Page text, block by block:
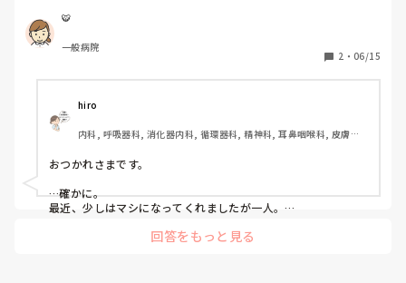
けど、患者・家族に暴言吐かれ患者に殴られ蹴られ抓られ噛
まれても看護師だから仕方ないって済まされる事に最近モヤ
モヤする。こっちだって人間。
って残るんだよ。
なのに、そういう仕事だから仕方ないねって...なんかなぁ。
🐯
一般病院
2 ・ 06/15
hiro
内科, 呼吸器科, 消化器内科, 循環器科, 精神科, 耳鼻咽喉科, 皮膚科,
おつかれさまです。
…確かに。
最近、少しはマシになってくれましたが一人。
回答をもっと見る